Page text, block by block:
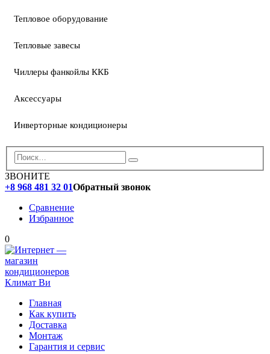
Тепловое оборудование
Тепловые завесы
Чиллеры фанкойлы ККБ
Аксессуары
Инверторные кондиционеры
ЗВОНИТЕ
+8 968 481 32 01Обратный звонок
Сравнение
Избранное
0
Главная
Как купить
Доставка
Монтаж
Гарантия и сервис